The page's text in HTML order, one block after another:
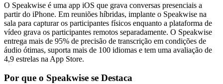
O Speakwise é uma app iOS que grava conversas presenciais a
partir do iPhone. Em reuniões híbridas, implante o Speakwise na
sala para capturar os participantes físicos enquanto a plataforma de
vídeo grava os participantes remotos separadamente. O Speakwise
entrega mais de 95% de precisão de transcrição em condições de
áudio ótimas, suporta mais de 100 idiomas e tem uma avaliação de
4,9 estrelas na App Store.
Por que o Speakwise se Destaca